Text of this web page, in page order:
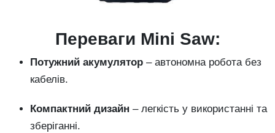
Переваги Mini Saw:
Потужний акумулятор – автономна робота без
кабелів.
Компактний дизайн – легкість у використанні та
зберіганні.